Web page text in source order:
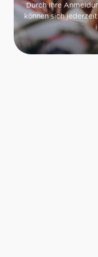
Durch Ihre
können sich